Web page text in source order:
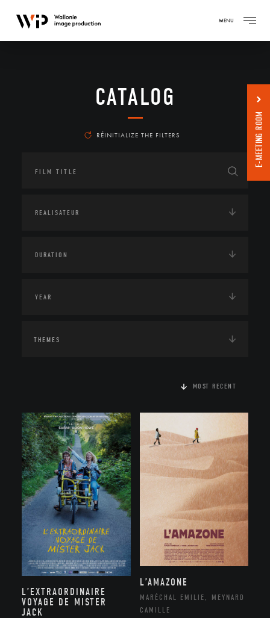
MENU
CATALOG
RÉINITIALIZE THE FILTERS
THEMES
MOST RECENT
L’EXTRAORDINAIRE
VOYAGE DE MISTER
JACK
L’AMAZONE
MARÉCHAL EMILIE, MEYNARD
CAMILLE
E-MEETING ROOM